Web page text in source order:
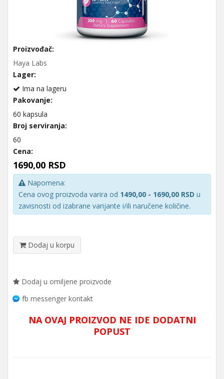
Proizvođač:
Haya Labs
Lager:
Ima na lageru
Pakovanje:
60 kapsula
Broj serviranja:
60
Cena:
1690,00 RSD
Napomena:
Cena ovog proizvoda varira od 1490,00 - 1690,00 RSD u
zavisnosti od izabrane varijante i/ili naručene količine.
Dodaj u korpu
Dodaj u omiljene proizvode
fb messenger kontakt
NA OVAJ PROIZVOD NE IDE DODATNI
POPUST